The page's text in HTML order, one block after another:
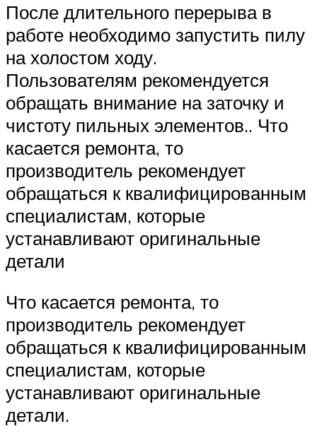
После длительного перерыва в
работе необходимо запустить пилу
на холостом ходу.
Пользователям рекомендуется
обращать внимание на заточку и
чистоту пильных элементов.. Что
касается ремонта, то
производитель рекомендует
обращаться к квалифицированным
специалистам, которые
устанавливают оригинальные
детали
Что касается ремонта, то
производитель рекомендует
обращаться к квалифицированным
специалистам, которые
устанавливают оригинальные
детали.